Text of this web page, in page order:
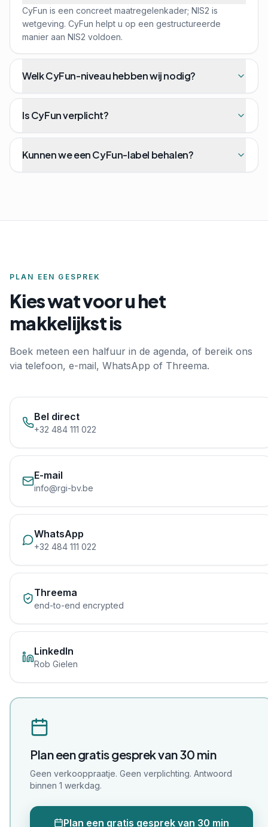
CyFun is een concreet maatregelenkader; NIS2 is
wetgeving. CyFun helpt u op een gestructureerde
manier aan NIS2 voldoen.
Welk CyFun-niveau hebben wij nodig?
Is CyFun verplicht?
Kunnen we een CyFun-label behalen?
PLAN EEN GESPREK
Kies wat voor u het
makkelijkst is
Boek meteen een halfuur in de agenda, of bereik ons
via telefoon, e-mail, WhatsApp of Threema.
Bel direct
+32 484 111 022
E-mail
info@rgi-bv.be
WhatsApp
+32 484 111 022
Threema
end-to-end encrypted
LinkedIn
Rob Gielen
Plan een gratis gesprek van 30 min
Geen verkooppraatje. Geen verplichting. Antwoord
binnen 1 werkdag.
Plan een gratis gesprek van 30 min